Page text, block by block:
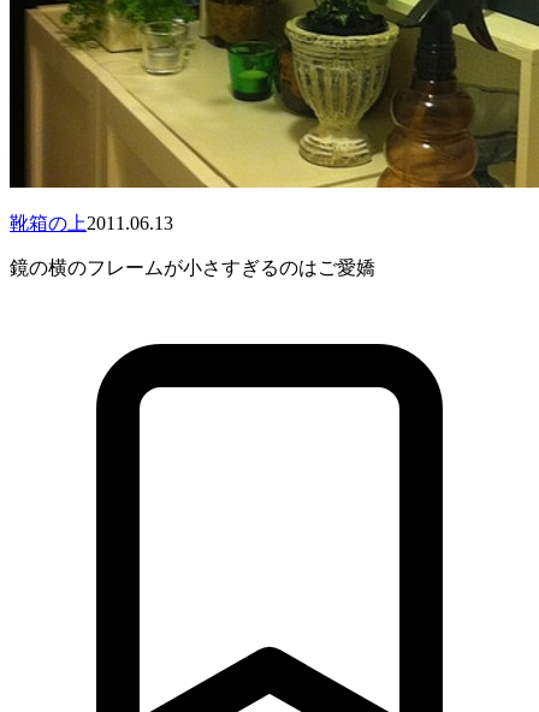
靴箱の上2011.06.13
鏡の横のフレームが小さすぎるのはご愛嬌